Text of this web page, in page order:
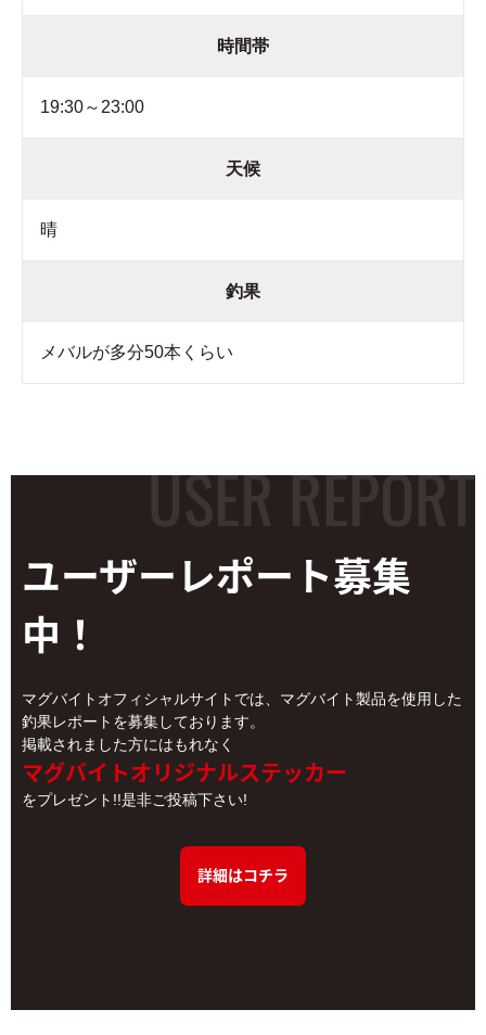
時間帯
19:30～23:00
天候
晴
釣果
メバルが多分50本くらい
ユーザーレポート募集
中！
マグバイトオフィシャルサイトでは、マグバイト製品を使用した
釣果レポートを募集しております。
掲載されました方にはもれなく
マグバイトオリジナルステッカー
をプレゼント!!是非ご投稿下さい!
詳細はコチラ